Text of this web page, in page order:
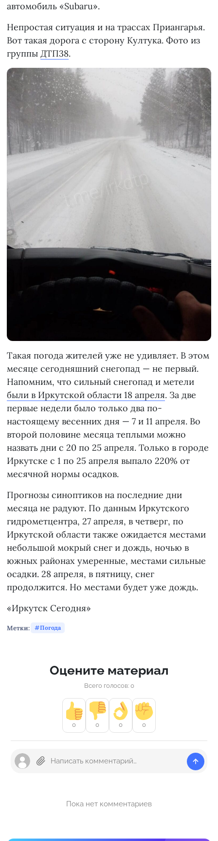
автомобиль «Subaru».
Непростая ситуация и на трассах Приангарья.
Вот такая дорога с сторону Култука. Фото из
группы ДТП38.
Такая погода жителей уже не удивляет. В этом
месяце сегодняшний снегопад — не первый.
Напомним, что сильный снегопад и метели
были в Иркутской области 18 апреля. За две
первые недели было только два по-
настоящему весенних дня — 7 и 11 апреля. Во
второй половине месяца теплыми можно
назвать дни с 20 по 25 апреля. Только в городе
Иркутске с 1 по 25 апреля выпало 220% от
месячной нормы осадков.
Прогнозы синоптиков на последние дни
месяца не радуют. По данным Иркутского
гидрометцентра, 27 апреля, в четверг, по
Иркутской области также ожидается местами
небольшой мокрый снег и дождь, ночью в
южных районах умеренные, местами сильные
осадки. 28 апреля, в пятницу, снег
продолжится. Но местами будет уже дождь.
«Иркутск Сегодня»
Метки: Погода
Оцените материал
Всего голосов: 0
0 0 0 0
Пока нет комментариев